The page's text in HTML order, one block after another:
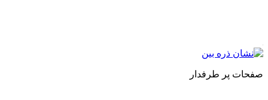
صفحات پر طرفدار